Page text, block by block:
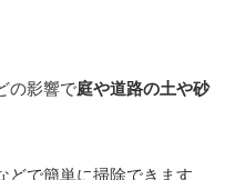
の影響で庭や道路の土や砂
どで簡単に掃除できます